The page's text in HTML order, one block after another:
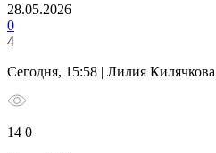
28.05.2026
0
4
Сегодня, 15:58 | Лилия
14 0